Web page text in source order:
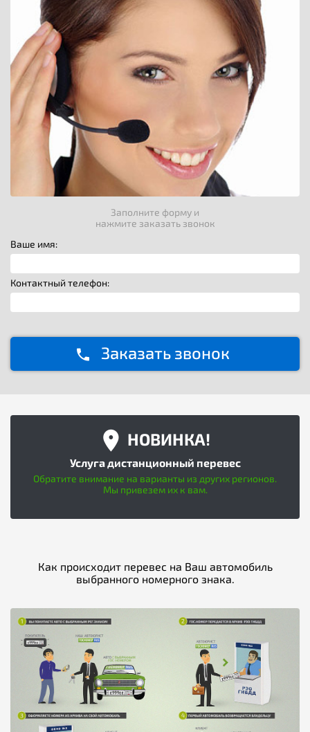
Заполните форму и
нажмите заказать звонок
Ваше имя:
Контактный телефон:
Заказать звонок
НОВИНКА!
Услуга дистанционный перевес
Обратите внимание на варианты из других регионов.
Мы привезем их к вам.
Как происходит перевес на Ваш автомобиль
выбранного номерного знака.